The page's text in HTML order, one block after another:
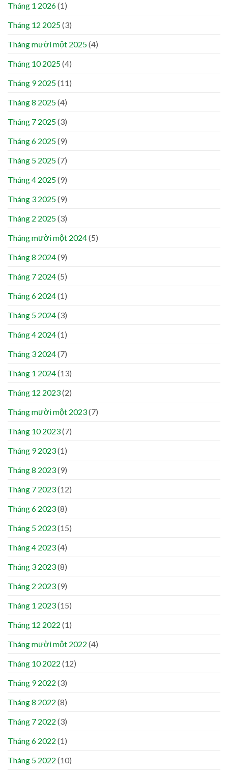
Tháng 1 2026(1)
Tháng 12 2025(3)
Tháng mười một 2025(4)
Tháng 10 2025(4)
Tháng 9 2025(11)
Tháng 8 2025(4)
Tháng 7 2025(3)
Tháng 6 2025(9)
Tháng 5 2025(7)
Tháng 4 2025(9)
Tháng 3 2025(9)
Tháng 2 2025(3)
Tháng mười một 2024(5)
Tháng 8 2024(9)
Tháng 7 2024(5)
Tháng 6 2024(1)
Tháng 5 2024(3)
Tháng 4 2024(1)
Tháng 3 2024(7)
Tháng 1 2024(13)
Tháng 12 2023(2)
Tháng mười một 2023(7)
Tháng 10 2023(7)
Tháng 9 2023(1)
Tháng 8 2023(9)
Tháng 7 2023(12)
Tháng 6 2023(8)
Tháng 5 2023(15)
Tháng 4 2023(4)
Tháng 3 2023(8)
Tháng 2 2023(9)
Tháng 1 2023(15)
Tháng 12 2022 (1)
Tháng mười một 2022 (4)
Tháng 10 2022 (12)
Tháng 9 2022 (3)
Tháng 8 2022 (8)
Tháng 7 2022 (3)
Tháng 6 2022 (1)
Tháng 5 2022 (10)